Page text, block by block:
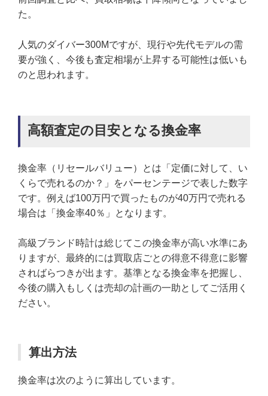
た。
人気のダイバー300Mですが、現行や先代モデルの需
要が強く、今後も査定相場が上昇する可能性は低いも
のと思われます。
高額査定の目安となる換金率
換金率（リセールバリュー）とは「定価に対して、い
くらで売れるのか？」をパーセンテージで表した数字
です。例えば100万円で買ったものが40万円で売れる
場合は「換金率40％」となります。
高級ブランド時計は総じてこの換金率が高い水準にあ
りますが、最終的には買取店ごとの得意不得意に影響
さればらつきが出ます。基準となる換金率を把握し、
今後の購入もしくは売却の計画の一助としてご活用く
ださい。
算出方法
換金率は次のように算出しています。